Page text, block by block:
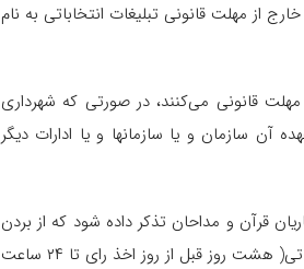
از مهلت قانونی تبلیغات انتخاباتی به نام
قانونی می‌کنند، در صورتی که شهرداری
آن سازمان و یا سازمانها و یا ادارات دیگر
قرآن و مداحان تذکر داده شود که از بردن
نام افراد در تمام ایام سال خودداری کنند، خصوصاً پیش از مهلت قانونی تبلیغات انتخاباتی( هشت روز قبل از روز اخذ رای تا ۲۴ ساعت